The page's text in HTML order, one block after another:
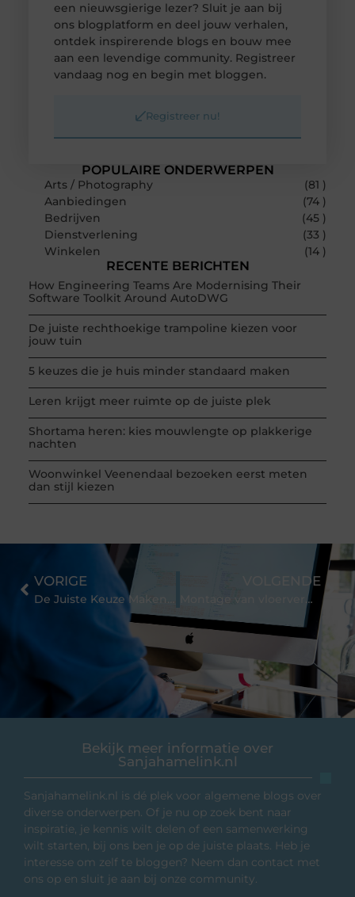
POPULAIRE ONDERWERPEN
Arts / Photography
(81 )
Aanbiedingen
(74 )
Bedrijven
(45 )
Dienstverlening
(33 )
Winkelen
(14 )
RECENTE BERICHTEN
How Engineering Teams Are Modernising Their
Software Toolkit Around AutoDWG
De juiste rechthoekige trampoline kiezen voor
jouw tuin
5 keuzes die je huis minder standaard maken
Leren krijgt meer ruimte op de juiste plek
Shortama heren: kies mouwlengte op plakkerige
nachten
Woonwinkel Veenendaal bezoeken eerst meten
dan stijl kiezen
een nieuwsgierige lezer? Sluit je aan bij
ons blogplatform en deel jouw verhalen,
ontdek inspirerende blogs en bouw mee
aan een levendige community. Registreer
vandaag nog en begin met bloggen.
Registreer nu!
Bekijk meer informatie over
Sanjahamelink.nl
Sanjahamelink.nl is dé plek voor algemene blogs over
diverse onderwerpen. Of je nu op zoek bent naar
inspiratie, je kennis wilt delen of een samenwerking
wilt starten, bij ons ben je op de juiste plaats. Heb je
interesse om zelf te bloggen? Neem dan contact met
ons op en sluit je aan bij onze community.
VORIGE
De Juiste Keuze Maken: Warmtepompen en Airconditioning
VOLGENDE
Montage van vloerverwarming: een slimme keuze